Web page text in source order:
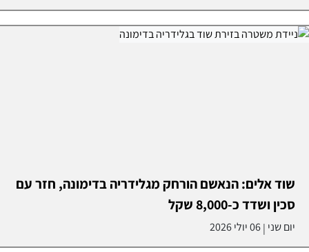
שוד אלים: הנאשם הורחק מגלידריה בדימונה, חזר עם
סכין ושדד כ-8,000 שקל
יום שני |06 יולי 2026